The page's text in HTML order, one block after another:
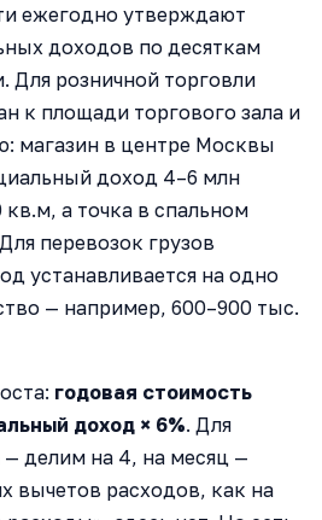
ежегодно утверждают
доходов по десяткам
Для розничной торговли
к площади торгового зала и
магазин в центре Москвы
доход 4–6 млн
кв.м, а точка в спальном
перевозок грузов
устанавливается на одно
— например, 600–900 тыс.
годовая стоимость
доход × 6%. Для
— делим на 4, на месяц —
вычетов расходов, как на